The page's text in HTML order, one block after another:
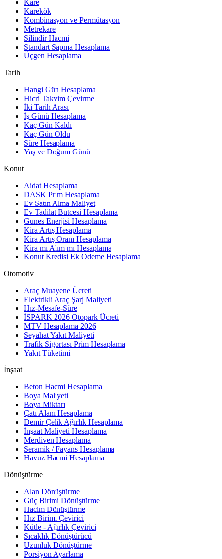
Kare
Karekök
Kombinasyon ve Permütasyon
Metrekare
Silindir Hacmi
Standart Sapma Hesaplama
Üçgen Hesaplama
Tarih
Hangi Gün Hesaplama
Hicri Takvim Çevirme
İki Tarih Arası
İş Günü Hesaplama
Kaç Gün Kaldı
Kaç Gün Oldu
Süre Hesaplama
Yaş ve Doğum Günü
Konut
Aidat Hesaplama
DASK Prim Hesaplama
Ev Satın Alma Maliyet
Ev Tadilat Butcesi Hesaplama
Gunes Enerjisi Hesaplama
Kira Artış Hesaplama
Kira Artış Oranı Hesaplama
Kira mı Alım mı Hesaplama
Konut Kredisi Ek Odeme Hesaplama
Otomotiv
Araç Muayene Ücreti
Elektrikli Araç Şarj Maliyeti
Hız-Mesafe-Süre
İSPARK 2026 Otopark Ücreti
MTV Hesaplama 2026
Seyahat Yakıt Maliyeti
Trafik Sigortası Prim Hesaplama
Yakıt Tüketimi
İnşaat
Beton Hacmi Hesaplama
Boya Maliyeti
Boya Miktarı
Çatı Alanı Hesaplama
Demir Çelik Ağırlık Hesaplama
İnşaat Maliyeti Hesaplama
Merdiven Hesaplama
Seramik / Fayans Hesaplama
Havuz Hacmi Hesaplama
Dönüştürme
Alan Dönüştürme
Güç Birimi Dönüştürme
Hacim Dönüştürme
Hız Birimi Çevirici
Kütle - Ağırlık Çevirici
Sıcaklık Dönüştürücü
Uzunluk Dönüştürme
Porsiyon Ayarlama